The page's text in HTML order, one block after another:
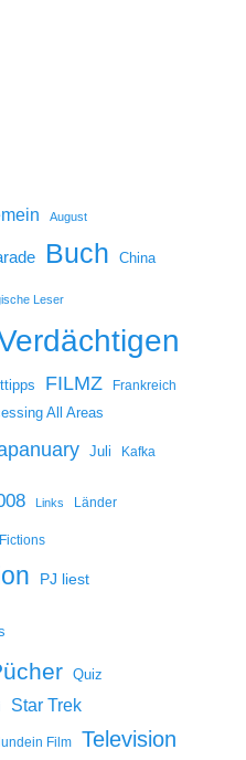
August
Buch China
Leser
FILMZ
Frankreich
All Areas
Juli Kafka
Links Länder
PJ liest
Quiz
Star Trek
Film Television